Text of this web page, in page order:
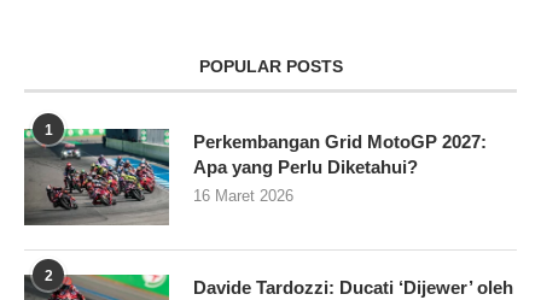
POPULAR POSTS
1
Perkembangan Grid MotoGP 2027:
Apa yang Perlu Diketahui?
16 Maret 2026
2
Davide Tardozzi: Ducati ‘Dijewer’ oleh